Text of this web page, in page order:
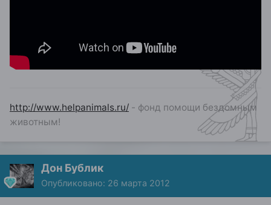
http://www.helpanimals.ru/ - фонд помощи бездомным
животным!
Дон Бублик
Опубликовано: 26 марта 2012